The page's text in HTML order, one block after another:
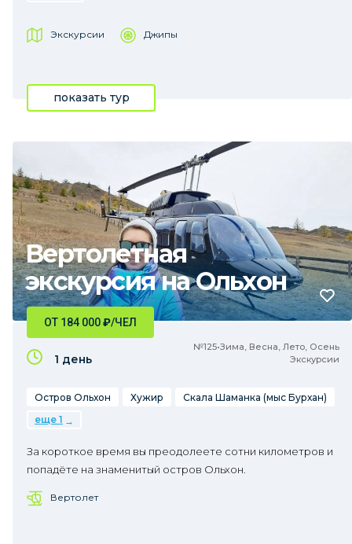
Экскурсии Джипы
показать тур
Вертолетная
экскурсия на Ольхон
№125•Зима, Весна, Лето, Осень
Экскурсии
ОТ 184 000₽/ЧЕЛ
1 день
Остров Ольхон Хужир
Скала Шаманка (мыс Бурхан)
еще 1
За короткое время вы преодолеете сотни километров и
попадёте на знаменитый остров Ольхон.
Вертолет